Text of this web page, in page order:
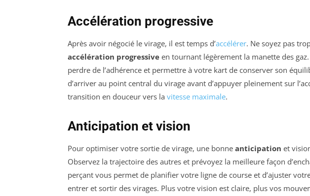
Accélération progressive
Après avoir négocié le virage, il est temps d’accélérer. Ne soyez pas
accélération progressive en tournant légèrement la manette des
perdre de l’adhérence et permettre à votre kart de conserver son
d’arriver au point central du virage avant d’appuyer pleinement sur
transition en douceur vers la vitesse maximale.
Anticipation et vision
Pour optimiser votre sortie de virage, une bonne anticipation et
Observez la trajectoire des autres et prévoyez la meilleure façon
perçant vous permet de planifier votre ligne de course et d’ajuster
entrer et sortir des virages. Plus votre vision est claire, plus vos